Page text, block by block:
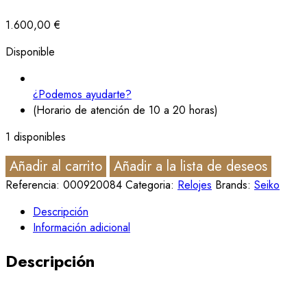
1.600,00€
Disponible
¿Podemos ayudarte?
(Horario de atención de 10 a 20 horas)
1 disponibles
Añadir al carrito Añadir a la lista de deseos
Referencia: 000920084 Categoria: Relojes Brands: Seiko
Descripción
Información adicional
Descripción